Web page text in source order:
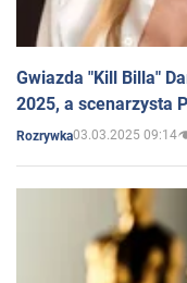
Gwiazda "Kill Billa"
2025, a scenarzysta
Rozrywka03.03.2025 09:14